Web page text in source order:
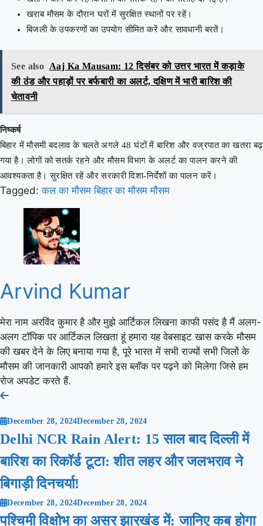
खराब मौसम के दौरान घरों में सुरक्षित स्थानों पर रहें।
बिजली के उपकरणों का उपयोग सीमित करें और सावधानी बरतें।
See also Aaj Ka Mausam: 12 दिसंबर को उत्तर भारत में कड़ाके
की ठंड और पहाड़ों पर बर्फबारी का अलर्ट, दक्षिण में भारी बारिश की
चेतावनी
निष्कर्ष
बिहार में मौसमी बदलाव के चलते अगले 48 घंटों में बारिश और वज्रपात का खतरा बढ़
गया है। लोगों को सतर्क रहने और मौसम विभाग के अलर्ट का पालन करने की
आवश्यकता है। सुरक्षित रहें और सरकारी दिशा-निर्देशों का पालन करें।
Tagged:कल का मौसम बिहार का मौसम मौसम
Arvind Kumar
मेरा नाम अरविंद कुमार है और मुझे आर्टिकल लिखना काफी पसंद है मैं अलग-
अलग टॉपिक पर आर्टिकल लिखता हूं हमारा यह वेबसाइट खास करके मौसम
की खबर देने के लिए बनाया गया है, पूरे भारत में सभी राज्यों सभी जिलों के
मौसम की जानकारी आपको हमारे इस ब्लॉक पर पढ़ने को मिलेगा जिसे हम
रोज अपडेट करते हैं.
Post
navigation
December 28, 2024December 28, 2024
Delhi NCR Rain Alert: 15 साल बाद दिल्ली में
बारिश का रिकॉर्ड टूटा: शीत लहर और जलभराव ने
बिगाड़ी दिनचर्या!
December 28, 2024December 28, 2024
पश्चिमी विक्षोभ का असर झारखंड में: जानिए कब होगा